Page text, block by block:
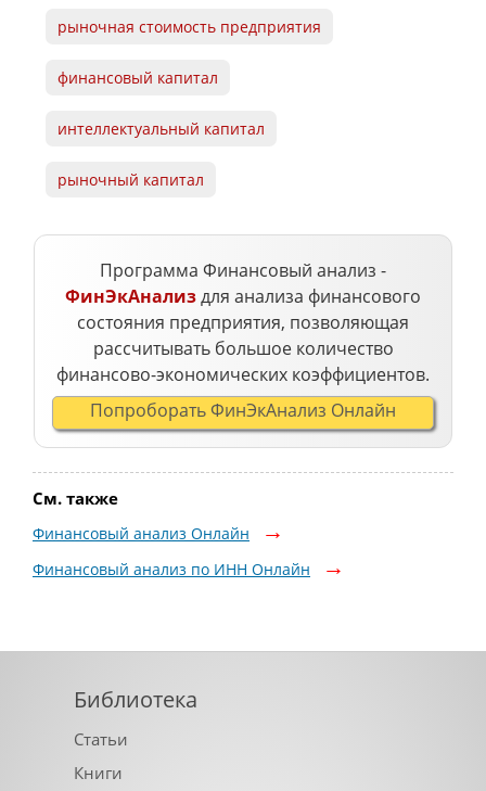
рыночная стоимость предприятия
финансовый капитал
интеллектуальный капитал
рыночный капитал
Программа Финансовый анализ -
ФинЭкАнализдля анализа финансового
состояния предприятия, позволяющая
рассчитывать большое количество
финансово-экономических коэффициентов.
Попроборать ФинЭкАнализ Онлайн
См. также
Финансовый анализ Онлайн
Финансовый анализ по ИНН Онлайн
Библиотека
Статьи
Книги